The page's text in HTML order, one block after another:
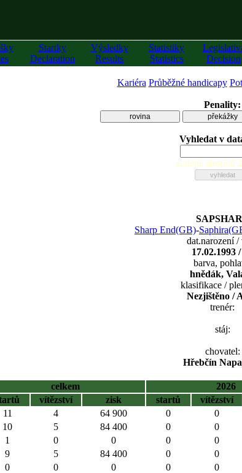
Startky
Declaration
Výsledky
Results
Statistiky
Statistics
Decision
Kariéra Průběžné handicapy
Penality:
rovina překážky
Vyhledat v
zadejte alespoň
Sharp End(GB)-
dat.narození /
17.02.1993
barva,
hnědák,
klasifikace /
Nezjištěno /
trenér:
stáj:
chovatel:
Hřebčín
celkem
2026
vítězství zisk startů vítězství
11 4 64 900 0 0
10 5 84 400 0 0
1 0 0 0 0
9 5 84 400 0 0
0 0 0 0 0